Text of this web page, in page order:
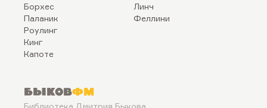
Борхес
Паланик
Роулинг
Кинг
Капоте
Линч
Феллини
БыковФМ
Библиотека Дмитрия Быкова